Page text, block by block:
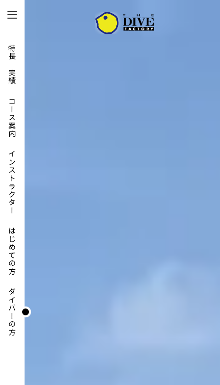
特長と実績
コース案内
インストラクター
はじめての方
ダイバーの方